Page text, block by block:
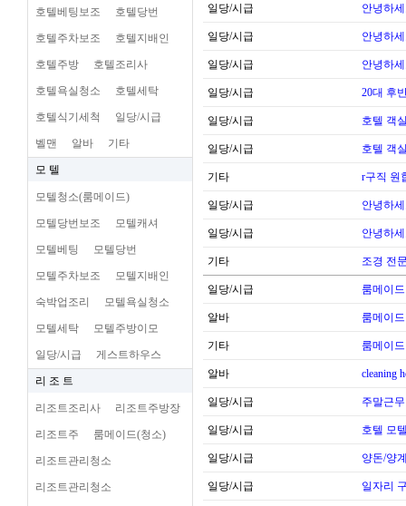
호텔베팅보조 호텔당번
호텔주차보조 호텔지배인
호텔주방 호텔조리사
호텔욕실청소 호텔세탁
호텔식기세척 일당/시급
벨맨 알바 기타
모 텔
모텔청소(룸메이드)
모텔당번보조 모텔캐셔
모텔베팅 모텔당번
모텔주차보조 모텔지배인
숙박업조리 모텔욕실청소
모텔세탁 모텔주방이모
일당/시급 게스트하우스
리 조 트
리조트조리사 리조트주방장
리조트주 룸메이드(청소)
리조트관리청소
리조트관리청소
일당/시급 안녕하
일당/시급 안녕하
일당/시급 안녕하
일당/시급 20대 후
일당/시급 호텔 객
일당/시급 호텔 객
기타 r구직 원
일당/시급 안녕하
일당/시급 안녕하
기타 조경 전
일당/시급 룸메이
알바 룸메이
기타 룸메이
알바 cleaning
일당/시급 주말근
일당/시급 호텔 모
일당/시급 양돈/양
일당/시급 일자리